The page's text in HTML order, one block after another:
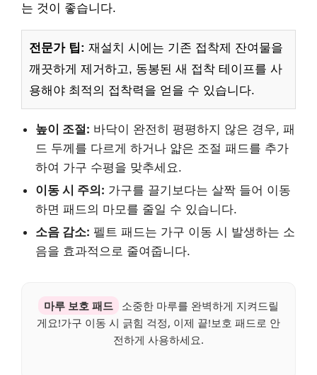
는 것이 좋습니다.
전문가 팁: 재설치 시에는 기존 접착제 잔여물을
깨끗하게 제거하고, 동봉된 새 접착 테이프를 사
용해야 최적의 접착력을 얻을 수 있습니다.
높이 조절: 바닥이 완전히 평평하지 않은 경우, 패
드 두께를 다르게 하거나 얇은 조절 패드를 추가
하여 가구 수평을 맞추세요.
이동 시 주의: 가구를 끌기보다는 살짝 들어 이동
하면 패드의 마모를 줄일 수 있습니다.
소음 감소: 펠트 패드는 가구 이동 시 발생하는 소
음을 효과적으로 줄여줍니다.
마루 보호 패드
소중한 마루를 완벽하게 지켜드릴
게요!가구 이동 시 긁힘 걱정, 이제 끝!보호 패드로 안
전하게 사용하세요.